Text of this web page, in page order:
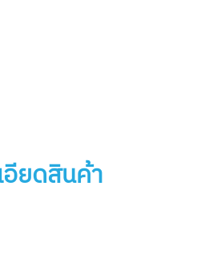
อียดสินค้า